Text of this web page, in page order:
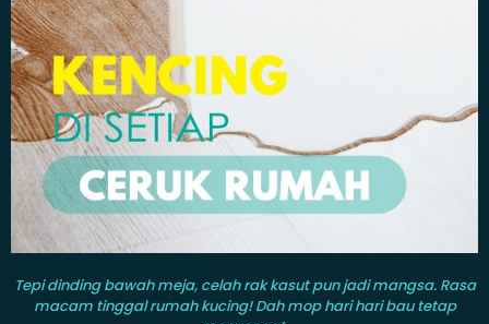
Tepi dinding bawah meja, celah rak kasut pun jadi mangsa. Rasa
macam tinggal rumah kucing! Dah mop hari hari bau tetap